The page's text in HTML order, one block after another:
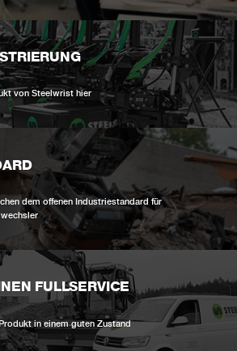
von Steelwrist hier
dem offenen Industriestandard für
FULLSERVICE
in einem guten Zustand